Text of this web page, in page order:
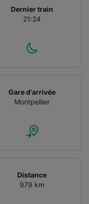
Dernier train
21:24
Gare d'arrivée
Montpellier
Distance
979 km
à des
et
de